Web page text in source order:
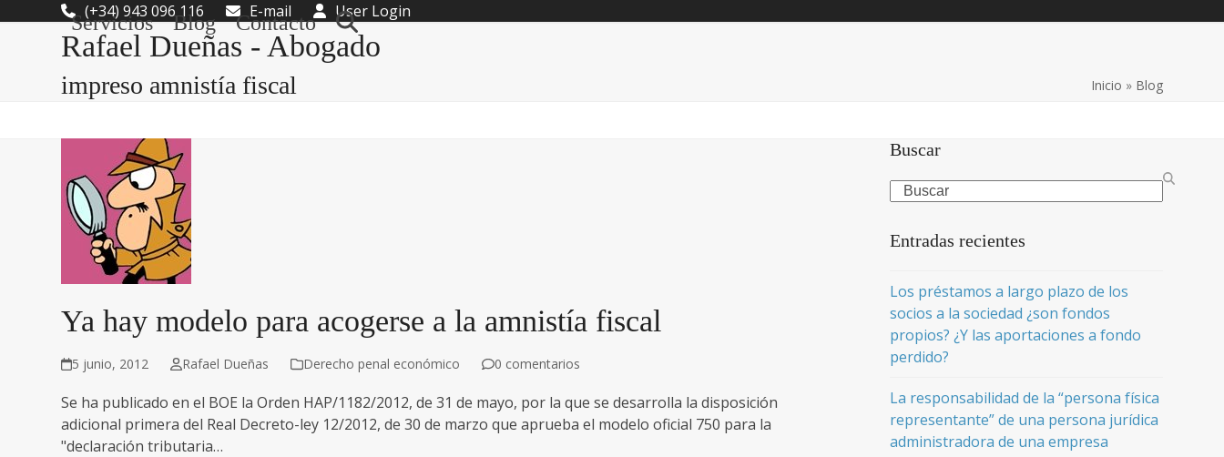
(+34) 943 096 116 E-mail User Login
Rafael Dueñas - Abogado
Servicios Blog Contacto
impreso amnistía fiscal Inicio » Blog
Ya hay modelo para acogerse a la amnistía fiscal
5 junio, 2012 Rafael Dueñas Derecho penal económico 0 comentarios
Se ha publicado en el BOE la Orden HAP/1182/2012, de 31 de mayo, por la que se desarrolla la disposición
adicional primera del Real Decreto-ley 12/2012, de 30 de marzo que aprueba el modelo oficial 750 para la
"declaración tributaria…
Buscar
Search
Entradas recientes
Los préstamos a largo plazo de los
socios a la sociedad ¿son fondos
propios? ¿Y las aportaciones a fondo
perdido?
La responsabilidad de la “persona física
representante” de una persona jurídica
administradora de una empresa